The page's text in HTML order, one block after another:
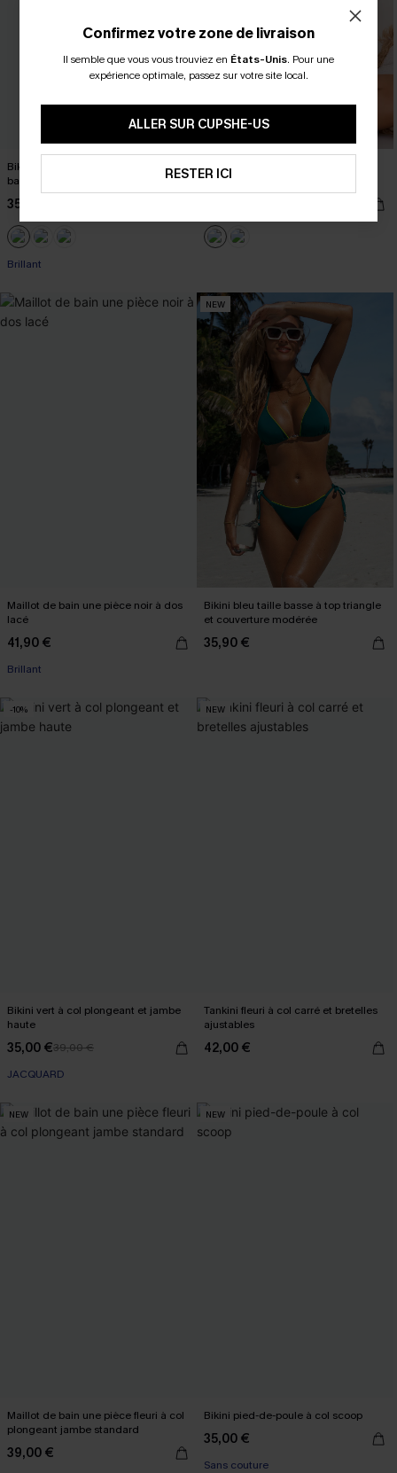
Bikini violet bretelles amovibles et
bas taille standard
35,00 €
Brillant
Maillot de bain une pièce floral
jambe standard col plongeant
Maillot de bain une pièce noir à dos
lacé
41,90 €
Brillant
NEW
Bikini bleu taille basse à top triangle
et couverture modérée
35,90 €
-10%
Bikini vert à col plongeant et jambe
haute
35,00 €39,00 €
JACQUARD
NEW
Tankini fleuri à col carré et bretelles
ajustables
42,00 €
NEW
Maillot de bain une pièce fleuri à col
plongeant jambe standard
39,00 €
NEW
Bikini pied-de-poule à col scoop
35,00 €
Sans couture
Confirmez votre zone de livraison
Il semble que vous vous trouviez en États-Unis. Pour une
expérience optimale, passez sur votre site local.
ALLER SUR CUPSHE-US
RESTER ICI